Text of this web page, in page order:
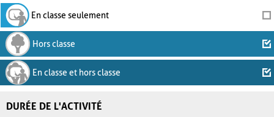
En classe seulement
Hors classe
En classe et hors classe
DURÉE DE L'ACTIVITÉ